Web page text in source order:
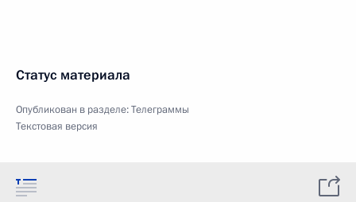
Статус материала
Опубликован в разделе:Телеграммы
Текстовая версия